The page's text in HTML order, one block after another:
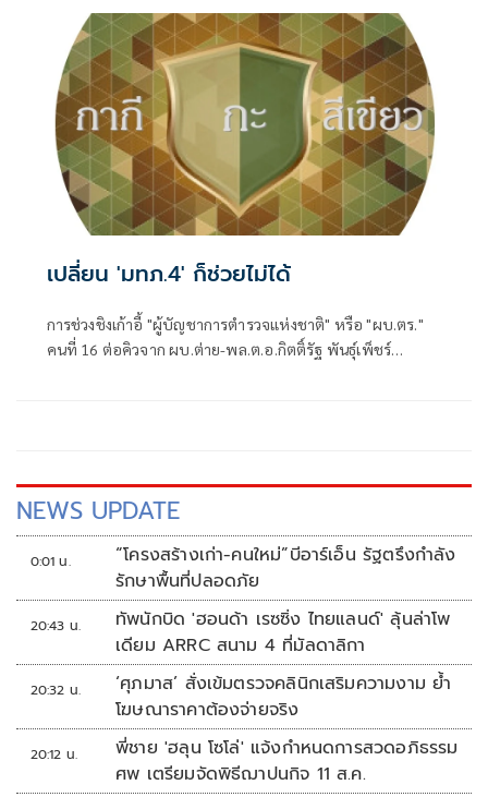
มิ.ย.-19 ต.ค.69
เปลี่ยน 'มทภ.4' ก็ช่วยไม่ได้
การช่วงชิงเก้าอี้ "ผู้บัญชาการตำรวจแห่งชาติ" หรือ "ผบ.ตร."
คนที่ 16 ต่อคิวจาก ผบ.ต่าย-พล.ต.อ.กิตติ์รัฐ พันธุ์เพ็ชร์
NEWS UPDATE
0:01 น.
“โครงสร้างเก่า-คนใหม่”บีอาร์เอ็น รัฐตรึงกำลัง
รักษาพื้นที่ปลอดภัย
20:43 น.
ทัพนักบิด 'ฮอนด้า เรซซิ่ง ไทยแลนด์' ลุ้นล่าโพ
เดียม ARRC สนาม 4 ที่มัลดาลิกา
20:32 น.
‘ศุภมาส’ สั่งเข้มตรวจคลินิกเสริมความงาม ย้ำ
โฆษณาราคาต้องจ่ายจริง
20:12 น.
พี่ชาย 'ฮลุน โซโล่' แจ้งกำหนดการสวดอภิธรรม
ศพ เตรียมจัดพิธีฌาปนกิจ 11 ส.ค.